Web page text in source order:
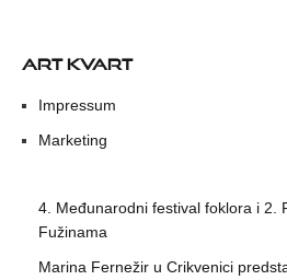
ART KVART
Impressum
Marketing
4. Međunarodni festival foklora i 2.
Fužinama
Marina Fernežir u Crikvenici